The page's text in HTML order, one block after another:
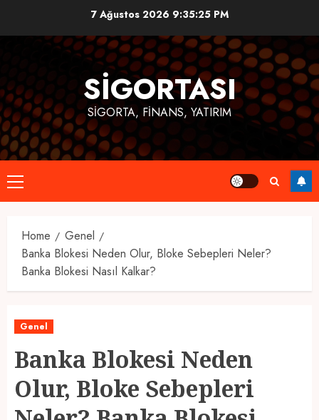
7 Ağustos 2026 9:35:26 PM
SIGORTASI
SIGORTA, FINANS, YATIRIM
Primary
Menu
Home
Genel
Banka Blokesi Neden Olur, Bloke Sebepleri Neler?
Banka Blokesi Nasıl Kalkar?
Genel
Banka Blokesi Neden
Olur, Bloke Sebepleri